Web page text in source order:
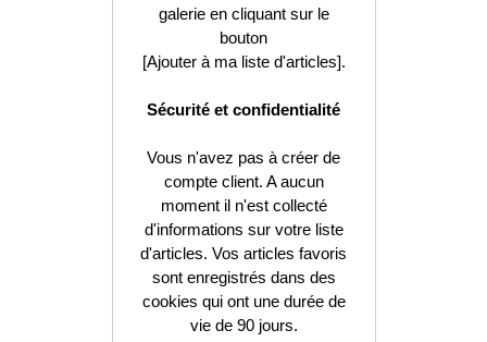
galerie en cliquant sur le
bouton
[Ajouter à ma liste d'articles].
Sécurité et confidentialité
Vous n'avez pas à créer de
compte client. A aucun
moment il n'est collecté
d'informations sur votre liste
d'articles. Vos articles favoris
sont enregistrés dans des
cookies qui ont une durée de
vie de 90 jours.